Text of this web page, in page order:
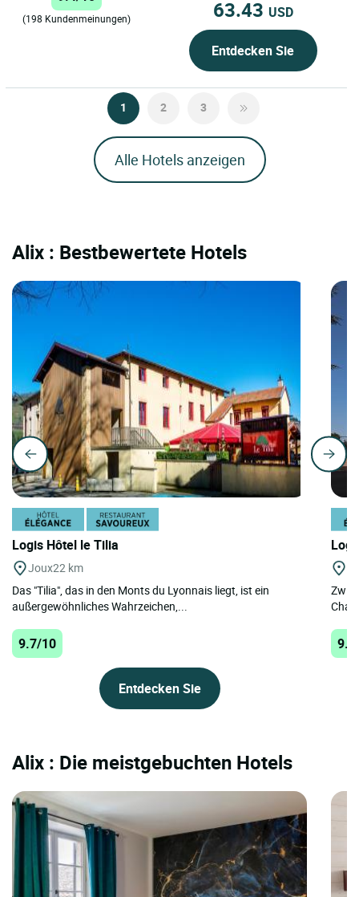
(198 Kundenmeinungen) 63.43 USD
Entdecken Sie
1 2 3
Alle Hotels anzeigen
Alix : Bestbewertete Hotels
Logis Hôtel le Tilia
Joux22 km
Das "Tilia", das in den Monts du Lyonnais liegt, ist ein
außergewöhnliches Wahrzeichen,...
9.7/10
Entdecken Sie
Alix : Die meistgebuchten Hotels